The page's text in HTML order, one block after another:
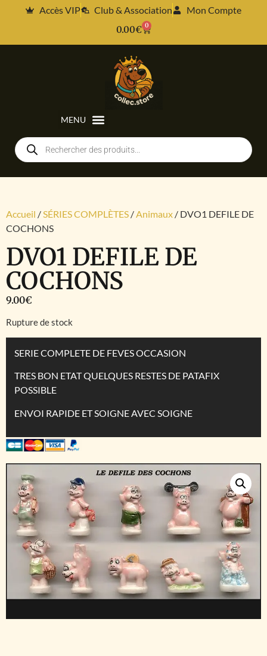
Accès VIP Club & Association
Mon Compte
0.00€ 0
Accueil /SÉRIES COMPLÈTES /Animaux / DVO1 DEFILE DE
COCHONS
DVO1 DEFILE DE
COCHONS
9.00€
Rupture de stock
SERIE COMPLETE DE FEVES OCCASION
TRES BON ETAT QUELQUES RESTES DE PATAFIX
POSSIBLE
ENVOI RAPIDE ET SOIGNE AVEC SOIGNE